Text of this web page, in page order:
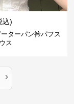
込)
ターパン衿パフス
ス
›